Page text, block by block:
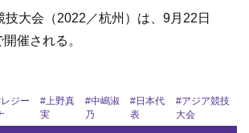
大会（2022／杭州）は、9月22日
催される。
レジー
#上野真
実
#中嶋淑
乃
#日本代
表
#アジア競技
大会